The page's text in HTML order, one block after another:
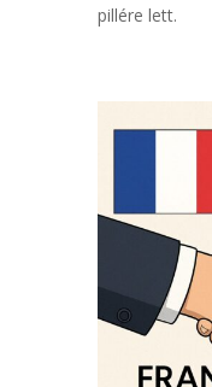
pillére lett.